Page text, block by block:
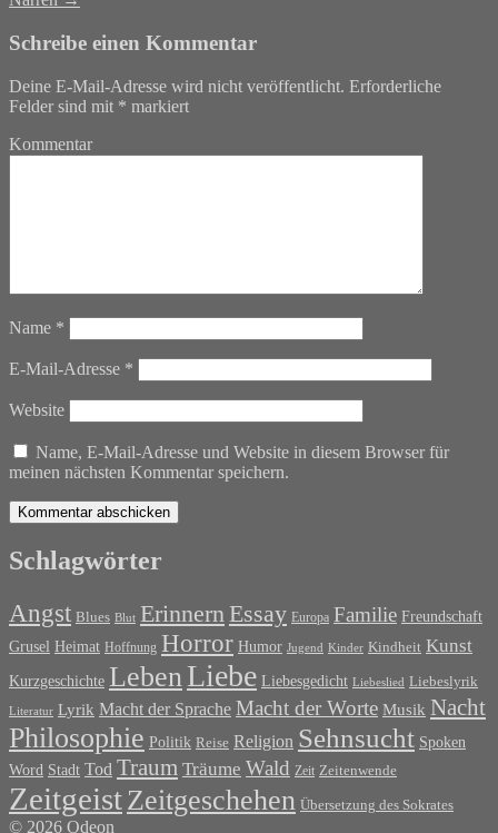
Schreibe einen Kommentar
Deine E-Mail-Adresse wird nicht veröffentlicht. Erforderliche
Felder sind mit * markiert
Kommentar
Name *
E-Mail-Adresse *
Website
Name, E-Mail-Adresse und Website in diesem Browser für
meinen nächsten Kommentar speichern.
Schlagwörter
Angst Blues Blut Erinnern Essay Europa Familie Freundschaft
Grusel Heimat Hoffnung Horror Humor Jugend Kinder Kindheit Kunst
Kurzgeschichte Leben Liebe Liebesgedicht Liebeslied Liebeslyrik
Literatur Lyrik Macht der Sprache Macht der Worte Musik Nacht
Philosophie Politik Reise Religion Sehnsucht Spoken
Word Stadt Tod Traum Träume Wald Zeit Zeitenwende
ZeitgeistZeitgeschehen Übersetzung des Sokrates
© 2026 Odeon